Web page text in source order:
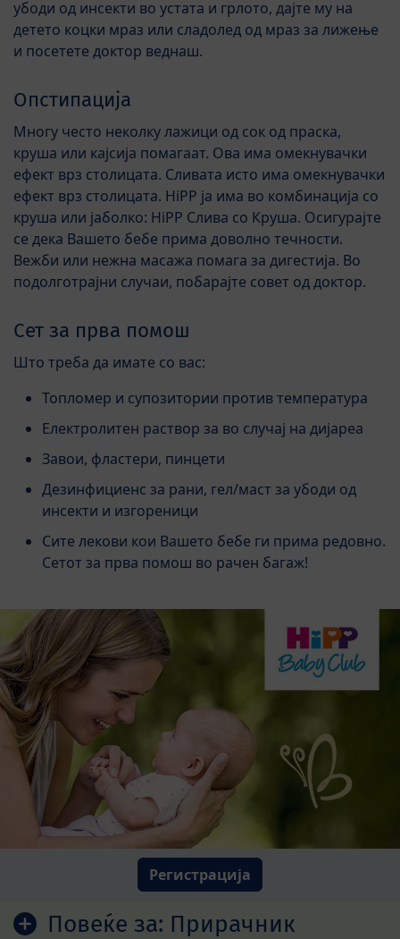
убоди од инсекти во устата и грлото, дајте му на
детето коцки мраз или сладолед од мраз за лижење
и посетете доктор веднаш.
Опстипација
Многу често неколку лажици од сок од праска,
круша или кајсија помагаат. Ова има омекнувачки
ефект врз столицата. Сливата исто има омекнувачки
ефект врз столицата. HiPP ја има во комбинација со
круша или јаболко: HiPP Слива со Круша. Осигурајте
се дека Вашето бебе прима доволно течности.
Вежби или нежна масажа помага за дигестија. Во
подолготрајни случаи, побарајте совет од доктор.
Сет за прва помош
Што треба да имате со вас:
Топломер и супозитории против температура
Електролитен раствор за во случај на дијареа
Завои, фластери, пинцети
Дезинфициенс за рани, гел/маст за убоди од
инсекти и изгореници
Сите лекови кои Вашето бебе ги прима редовно.
Сетот за прва помош во рачен багаж!
Регистрација
Повеќе за: Прирачник